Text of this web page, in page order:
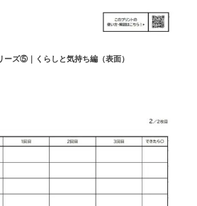
ーズ⑤｜くらしと気持ち編（表面）